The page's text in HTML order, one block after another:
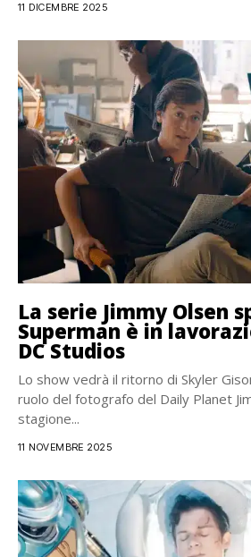
11 DICEMBRE 2025
La serie Jimmy Olsen
Superman è in
DC Studios
Lo show vedrà il ritorno di Skyler
ruolo del fotografo del Daily Planet
stagione...
11 NOVEMBRE 2025